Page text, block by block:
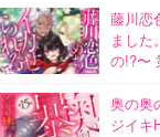
藤川恋
まし
の!?〜
奥の奥
ジイキ